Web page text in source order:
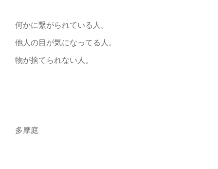
何かに繋がられている人。
他人の目が気になってる人。
物が捨てられない人。
多摩庭